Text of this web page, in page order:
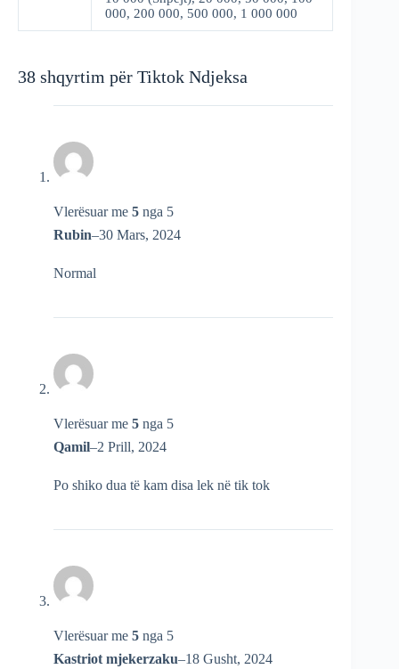
000, 200 000, 500 000, 1 000 000
38 shqyrtim për Tiktok Ndjeksa
Vlerësuar me 5 nga 5
Rubin–30 Mars, 2024
Normal
Vlerësuar me 5 nga 5
Qamil–2 Prill, 2024
Po shiko dua të kam disa lek në tik tok
Vlerësuar me 5 nga 5
Kastriot mjekerzaku–18 Gusht, 2024